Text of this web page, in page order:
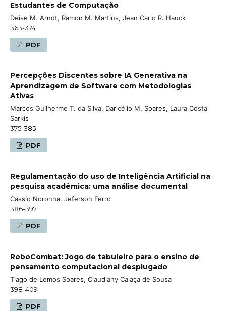
Estudantes de Computação
Deise M. Arndt, Ramon M. Martins, Jean Carlo R. Hauck
363-374
PDF
Percepções Discentes sobre IA Generativa na
Aprendizagem de Software com Metodologias
Ativas
Marcos Guilherme T. da Silva, Daricélio M. Soares, Laura Costa
Sarkis
375-385
PDF
Regulamentação do uso de Inteligência Artificial na
pesquisa acadêmica: uma análise documental
Cássio Noronha, Jeferson Ferro
386-397
PDF
RoboCombat: Jogo de tabuleiro para o ensino de
pensamento computacional desplugado
Tiago de Lemos Soares, Claudiany Calaça de Sousa
398-409
PDF